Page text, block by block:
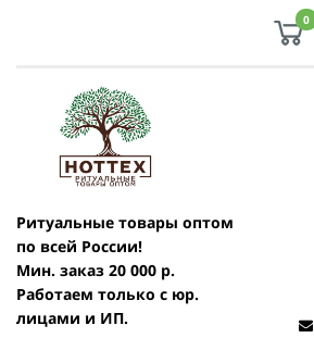
0
Ритуальные товары оптом
по всей России!
Мин. заказ 20 000 р.
Работаем только с юр.
лицами и ИП.